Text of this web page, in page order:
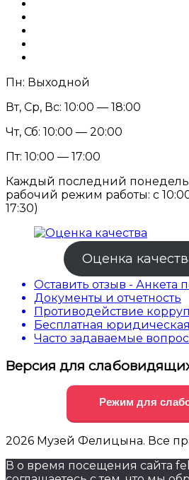
Пн: Выходной
Вт, Ср, Вс: 10:00 — 18:00
Чт, Сб: 10:00 — 20:00
Пт: 10:00 — 17:00
Каждый последний
рабочий режим работы: с
17:30)
Оценка
Оставить отзыв - Анкета
Документы и отчетность
Противодействие
Бесплатная
Часто задаваемые
Версия для
Режим для
2026 Музей Фелицына. Все
В о время посещения сайта